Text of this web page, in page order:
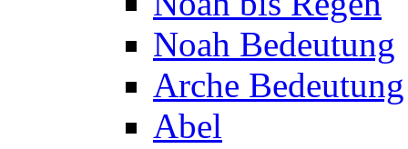
Noah Bedeutung
Arche Bedeutung
Abel